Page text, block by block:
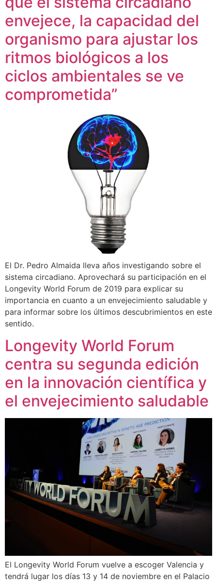
envejece, la capacidad del
organismo para ajustar los
ritmos biológicos a los
ciclos ambientales se ve
comprometida”
El Dr. Pedro Almaida lleva años investigando sobre el
sistema circadiano. Aprovechará su participación en el
Longevity World Forum de 2019 para explicar su
importancia en cuanto a un envejecimiento saludable y
para informar sobre los últimos descubrimientos en este
sentido.
Longevity World Forum
centra su segunda edición
en la innovación científica y
el envejecimiento saludable
El Longevity World Forum vuelve a escoger Valencia y
tendrá lugar los días 13 y 14 de noviembre en el Palacio